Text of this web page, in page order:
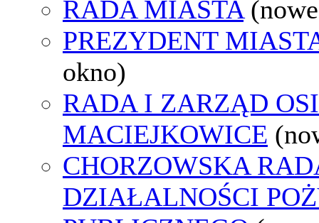
RADA MIASTA
PREZYDENT
okno)
RADA I ZARZĄD
MACIEJKOWICE
CHORZOWSKA
DZIAŁALNOŚCI